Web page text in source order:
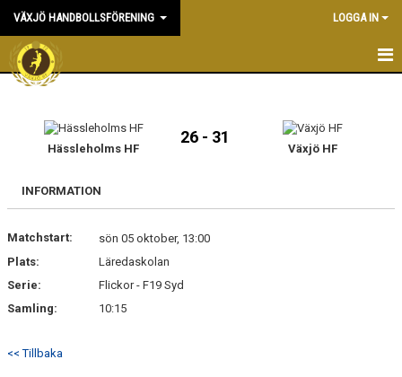
VÄXJÖ HANDBOLLSFÖRENING LOGGA IN
HEM
NYHETER
KONTAKT & KANSLI
DOKUMENT
Hässleholms HF
26 - 31
Växjö HF
INFORMATION
Matchstart:
sön 05 oktober, 13:00
Plats:
Läredaskolan
Serie:
Flickor - F19 Syd
Samling:
10:15
<< Tillbaka